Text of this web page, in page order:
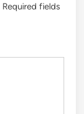
Required fields